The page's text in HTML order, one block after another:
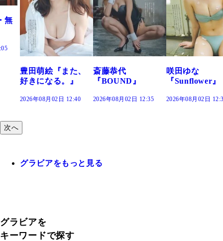
斎藤恭代
『BOUND』
2026年08月02日 12:35
咲田ゆな
『Sunflower』
2026年08月02日 12:30
藤水咲桜『花
だまり』
2026年08月02日
次へ
グラビアをもっと見る
グラビアを
キーワードで探す